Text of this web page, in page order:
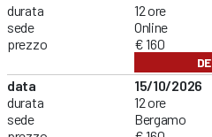
durata
sede
prezzo
12 ore
Online
€ 160
data
durata
sede
15/10/2026
12 ore
Bergamo